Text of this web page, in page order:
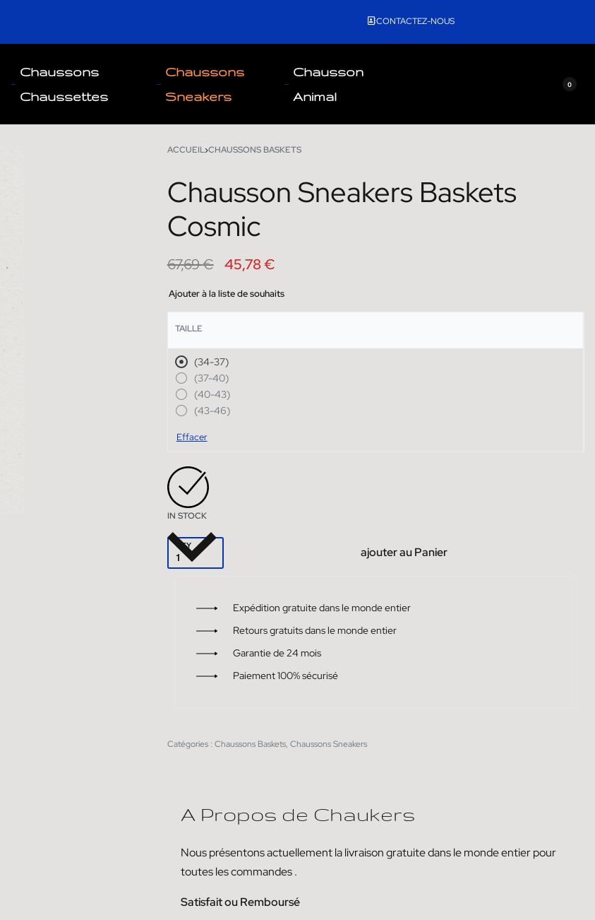
CONTACTEZ-NOUS
Chaussons
Chaussettes
Chaussons
Sneakers
Chausson
Animal
0
ACCUEIL›CHAUSSONS BASKETS
Chausson Sneakers Baskets
Cosmic
67,69€ 45,78€
Ajouter à la liste de souhaits
TAILLE
(34-37)
(37-40)
(40-43)
(43-46)
Effacer
IN STOCK
QTY ajouter au Panier
Expédition gratuite dans le monde entier
Retours gratuits dans le monde entier
Garantie de 24 mois
Paiement 100% sécurisé
Catégories : Chaussons Baskets, Chaussons Sneakers
A Propos de Chaukers
Nous présentons actuellement la livraisongratuite dans le monde entier pour
toutes les commandes.
Satisfait ou Remboursé